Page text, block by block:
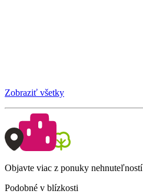
Zobraziť všetky
Objavte viac z ponuky nehnuteľností
Podobné v blízkosti